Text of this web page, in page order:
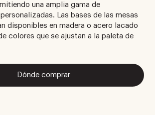
una amplia gama de
Las bases de las mesas
disponibles en madera o acero lacado
colores que se ajustan a la paleta de
Dónde comprar